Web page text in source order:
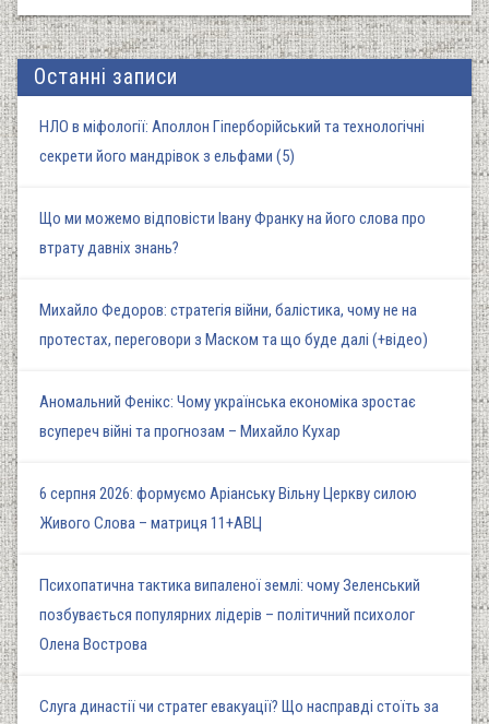
Останні записи
НЛО в міфології: Аполлон Гіперборійський та технологічні
секрети його мандрівок з ельфами (5)
Що ми можемо відповісти Івану Франку на його слова про
втрату давніх знань?
Михайло Федоров: стратегія війни, балістика, чому не на
протестах, переговори з Маском та що буде далі (+відео)
Аномальний Фенікс: Чому українська економіка зростає
всупереч війні та прогнозам – Михайло Кухар
6 серпня 2026: формуємо Аріанську Вільну Церкву силою
Живого Слова – матриця 11+АВЦ
Психопатична тактика випаленої землі: чому Зеленський
позбувається популярних лідерів – політичний психолог
Олена Вострова
Слуга династії чи стратег евакуації? Що насправді стоїть за